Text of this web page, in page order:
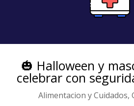
🎃 Halloween y
celebrar con
Alimentacion y Cuidados,